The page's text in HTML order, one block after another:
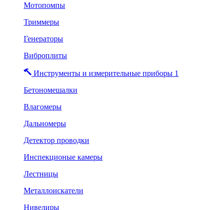
Мотопомпы
Триммеры
Генераторы
Виброплиты
Инструменты и измерительные приборы 1
Бетономешалки
Влагомеры
Дальномеры
Детектор проводки
Инспекционые камеры
Лестницы
Металлоискатели
Нивелиры